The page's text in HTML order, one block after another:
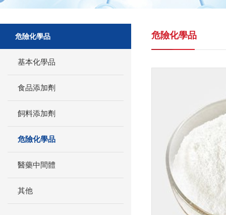
危險化學品
基本化學品
食品添加劑
飼料添加劑
危險化學品
醫藥中間體
其他
危險化學品